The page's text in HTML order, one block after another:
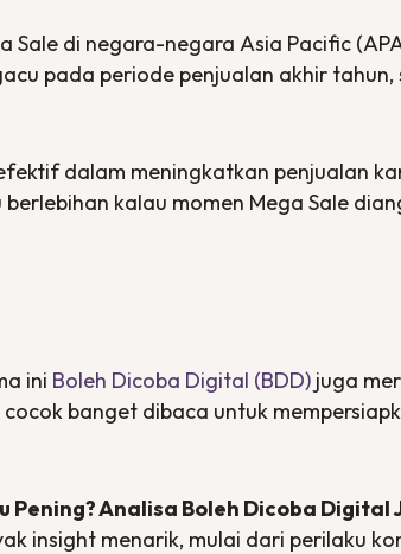
Sale di negara-negara Asia Pacific
pada periode penjualan akhir
dalam meningkatkan penjualan
kalau momen Mega Sale
ini Boleh Dicoba Digital (BDD) juga
banget dibaca untuk
Pening? Analisa Boleh Dicoba
insight menarik, mulai dari perilaku